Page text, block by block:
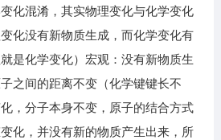
化混淆，其实物理变化与化学变化
化没有新物质生成，而化学变化有
是化学变化）宏观：没有新物质生
之间的距离不变（化学键键长不
，分子本身不变，原子的结合方式
化，并没有新的物质产生出来，所